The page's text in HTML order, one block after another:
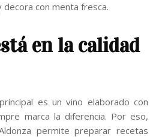
con menta fresca.
en la calidad
es un vino elaborado con
marca la diferencia. Por eso,
permite preparar recetas